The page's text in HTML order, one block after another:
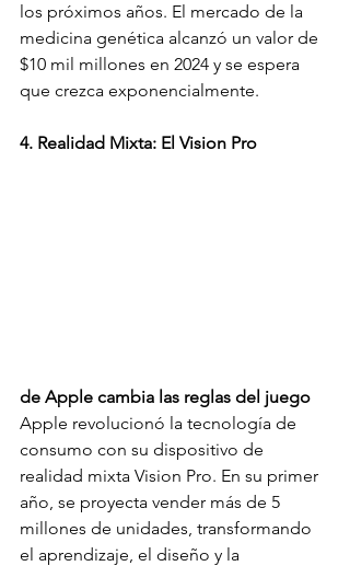
los próximos años. El mercado de la
medicina genética alcanzó un valor de
$10 mil millones en 2024 y se espera
que crezca exponencialmente.
4. Realidad Mixta: El Vision Pro
de Apple cambia las reglas del juego
Apple revolucionó la tecnología de
consumo con su dispositivo de
realidad mixta Vision Pro. En su primer
año, se proyecta vender más de 5
millones de unidades, transformando
el aprendizaje, el diseño y la